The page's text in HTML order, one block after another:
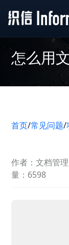
怎么用
首页/常见问题/
作者：文档管理
量：6598